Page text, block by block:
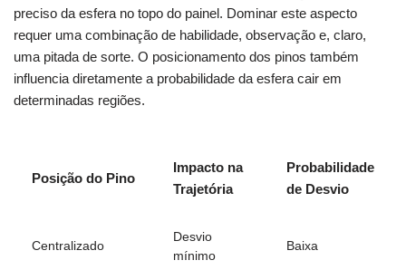
preciso da esfera no topo do painel. Dominar este aspecto
requer uma combinação de habilidade, observação e, claro,
uma pitada de sorte. O posicionamento dos pinos também
influencia diretamente a probabilidade da esfera cair em
determinadas regiões.
Posição do Pino
Impacto na
Trajetória
Probabilidade
de Desvio
Centralizado
Desvio
mínimo
Baixa